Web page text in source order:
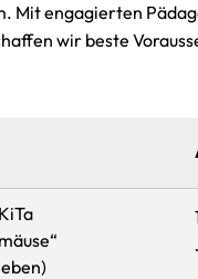
Mit engagierten
wir beste